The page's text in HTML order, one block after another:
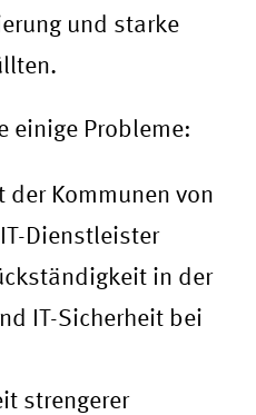
und starke
einige Probleme:
der Kommunen von
Dienstleister
in der
IT-Sicherheit bei
strengerer